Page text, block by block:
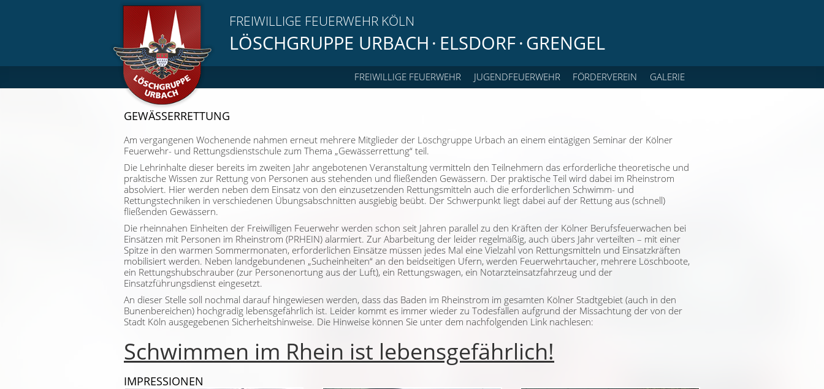
FREIWILLIGE FEUERWEHR KÖLN
LÖSCHGRUPPE URBACH · ELSDORF·GRENGEL
FREIWILLIGE FEUERWEHR JUGENDFEUERWEHR FÖRDERVEREIN GALERIE
GEWÄSSERRETTUNG
Am vergangenen Wochenende nahmen erneut mehrere Mitglieder der Löschgruppe Urbach an einem eintägigen Seminar der Kölner
Feuerwehr- und Rettungsdienstschule zum Thema „Gewässerrettung“ teil.
Die Lehrinhalte dieser bereits im zweiten Jahr angebotenen Veranstaltung vermitteln den Teilnehmern das erforderliche theoretische und
praktische Wissen zur Rettung von Personen aus stehenden und fließenden Gewässern. Der praktische Teil wird dabei im Rheinstrom
absolviert. Hier werden neben dem Einsatz von den einzusetzenden Rettungsmitteln auch die erforderlichen Schwimm- und
Rettungstechniken in verschiedenen Übungsabschnitten ausgiebig beübt. Der Schwerpunkt liegt dabei auf der Rettung aus (schnell)
fließenden Gewässern.
Die rheinnahen Einheiten der Freiwilligen Feuerwehr werden schon seit Jahren parallel zu den Kräften der Kölner Berufsfeuerwachen bei
Einsätzen mit Personen im Rheinstrom (PRHEIN) alarmiert. Zur Abarbeitung der leider regelmäßig, auch übers Jahr verteilten – mit einer
Spitze in den warmen Sommermonaten, erforderlichen Einsätze müssen jedes Mal eine Vielzahl von Rettungsmitteln und Einsatzkräften
mobilisiert werden. Neben landgebundenen „Sucheinheiten“ an den beidseitigen Ufern, werden Feuerwehrtaucher, mehrere Löschboote,
ein Rettungshubschrauber (zur Personenortung aus der Luft), ein Rettungswagen, ein Notarzteinsatzfahrzeug und der
Einsatzführungsdienst eingesetzt.
An dieser Stelle soll nochmal darauf hingewiesen werden, dass das Baden im Rheinstrom im gesamten Kölner Stadtgebiet (auch in den
Bunenbereichen) hochgradig lebensgefährlich ist. Leider kommt es immer wieder zu Todesfällen aufgrund der Missachtung der von der
Stadt Köln ausgegebenen Sicherheitshinweise. Die Hinweise können Sie unter dem nachfolgenden Link nachlesen:
Schwimmen im Rhein ist lebensgefährlich!
IMPRESSIONEN